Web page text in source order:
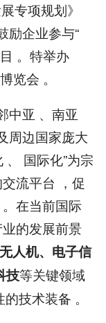
专项规划》
励企业参与“
。特举办
览会 。
亚 、南亚
周边国家庞大
、 国际化”为宗
流平台 ，促
在当前国际
的发展前景
人机、电子信
技等关键领域
技术装备 。